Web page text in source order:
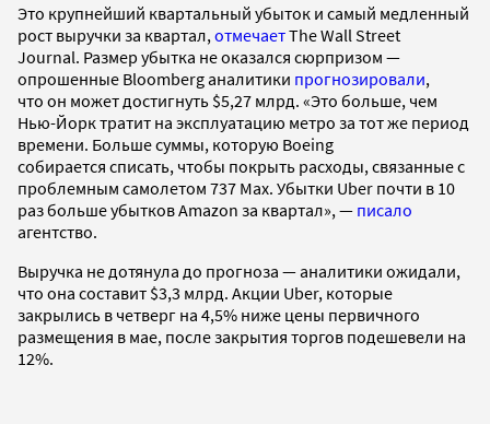
Это крупнейший квартальный убыток и самый медленный
рост выручки за квартал, отмечаетThe Wall Street
Journal. Размер убытка не оказался сюрпризом —
опрошенные Bloomberg аналитики прогнозировали,
что он может достигнуть $5,27 млрд. «Это больше, чем
Нью-Йорк тратит на эксплуатацию метро за тот же период
времени. Больше суммы, которую Boeing
собирается списать, чтобы покрыть расходы, связанные с
проблемным самолетом 737 Max. Убытки Uber почти в 10
раз больше убытков Amazon за квартал», — писало
агентство.
Выручка не дотянула до прогноза — аналитики ожидали,
что она составит $3,3 млрд. Акции Uber, которые
закрылись в четверг на 4,5% ниже цены первичного
размещения в мае, после закрытия торгов подешевели на
12%.